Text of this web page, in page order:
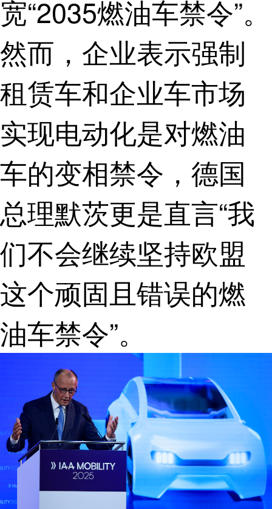
宽“2035燃油车禁令”。
然而，企业表示强制
租赁车和企业车市场
实现电动化是对燃油
车的变相禁令，德国
总理默茨更是直言“我
们不会继续坚持欧盟
这个顽固且错误的燃
油车禁令”。